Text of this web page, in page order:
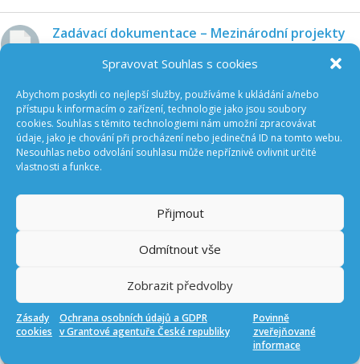
Spravovat Souhlas s cookies
Abychom poskytli co nejlepší služby, používáme k ukládání a/nebo
přístupu k informacím o zařízení, technologie jako jsou soubory
cookies. Souhlas s těmito technologiemi nám umožní zpracovávat
údaje, jako je chování při procházení nebo jedinečná ID na tomto webu.
Nesouhlas nebo odvolání souhlasu může nepříznivě ovlivnit určité
vlastnosti a funkce.
Přijmout
Odmítnout vše
Zobrazit předvolby
Zásady
cookies
Ochrana osobních údajů a GDPR
v Grantové agentuře České republiky
Povinně
zveřejňované
informace
Zadávací dokumentace – Mezinárodní projekty
Praktické informace – Mezinárodní projekty –
bilaterální 2027
7 MB
Things to Watch For – International projects –
bilateral 2027
506 KB
Tender Document – International-bilateral